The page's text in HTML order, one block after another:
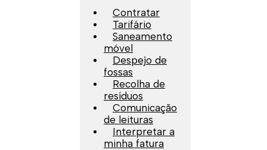
Contratar
Tarifário
Saneamento
móvel
Despejo de
fossas
Recolha de
resíduos
Comunicação
de leituras
Interpretar a
minha fatura